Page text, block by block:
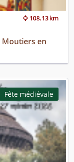
108.13 km
Moutiers en
Fête médiévale